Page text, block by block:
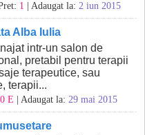
1 | Adaugat la: 2 iun 2015
Alba Iulia
intr-un salon de
pretabil pentru terapii
terapeutice, sau
terapii...
E | Adaugat la: 29 mai 2015